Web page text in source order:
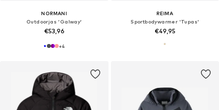
NORMANI
Outdoorjas 'Galway'
€53,96
+4
REIMA
Sportbodywarmer 'Tupas'
€49,95